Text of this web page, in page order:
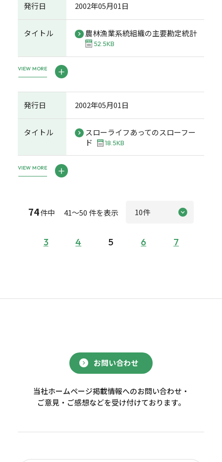
発行日 2002年05月01日
タイトル 農林漁業系統組織の主要勘定統計
52.5KB
VIEW MORE
発行日 2002年05月01日
タイトル
スローライフあってのスローフー
ド
18.5KB
VIEW MORE
74件中 41～50 件を表示
3 4 5 6 7
お問い合わせ
当社ホームページ掲載情報へのお問い合わせ・
ご意見・ご感想などを受け付けております。